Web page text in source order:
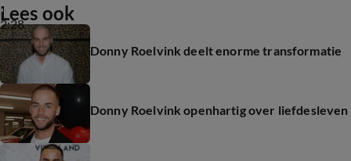
2:28
Lees ook
Donny Roelvink deelt enorme transformatie
Donny Roelvink openhartig over liefdesleven